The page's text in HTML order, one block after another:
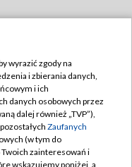
wyrazić zgody na
i zbierania danych,
i ich
danych osobowych przez
dalej również „TVP”),
Zaufanych
(w tym do
zainteresowań i
wskazujemy poniżej, a